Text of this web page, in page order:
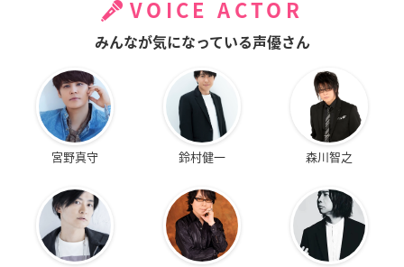
VOICE ACTOR
みんなが気になっている声優さん
宮野真守 鈴村健一 森川智之